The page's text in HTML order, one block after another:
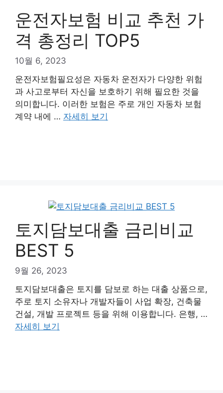
운전자보험 비교 추천 가
격 총정리 TOP5
10월 6, 2023
운전자보험필요성은 자동차 운전자가 다양한 위험
과 사고로부터 자신을 보호하기 위해 필요한 것을
의미합니다. 이러한 보험은 주로 개인 자동차 보험
계약 내에 … 자세히 보기
토지담보대출 금리비교
BEST 5
9월 26, 2023
토지담보대출은 토지를 담보로 하는 대출 상품으로,
주로 토지 소유자나 개발자들이 사업 확장, 건축물
건설, 개발 프로젝트 등을 위해 이용합니다. 은행, …
자세히 보기